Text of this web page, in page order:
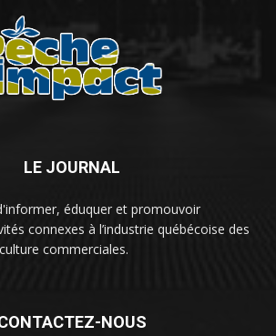
LE JOURNAL
éduquer et promouvoir
connexes à l’industrie québécoise des
commerciales.
NOUS